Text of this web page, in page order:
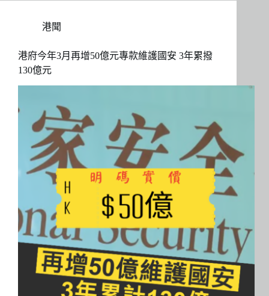
港聞
港府今年3月再增50億元專款維護國安 3年累撥
130億元